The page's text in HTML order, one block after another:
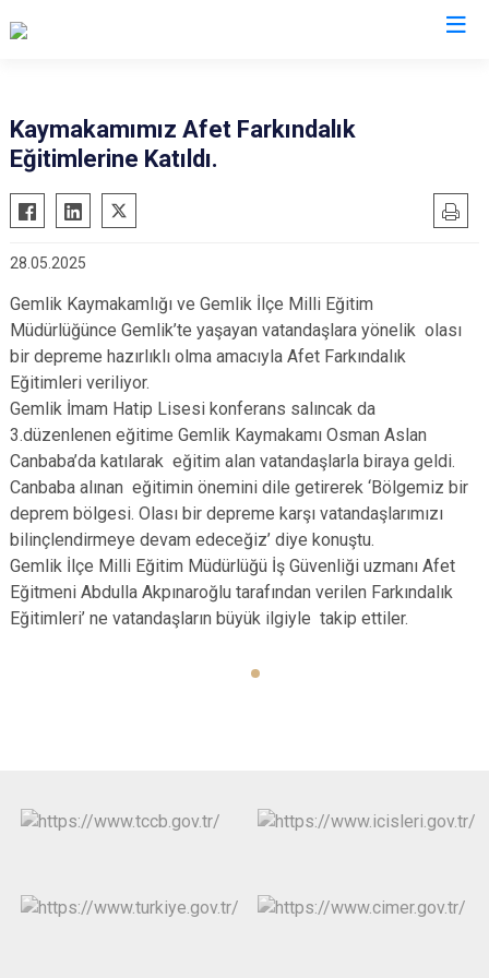
Büyükorhan
Gemlik
Harmancık
İnegöl
İznik
Karacabey
Keles
Kestel
Orhangazi
Osmangazi
Yıldırım
Kaymakamımız Afet Farkındalık
Eğitimlerine Katıldı.
28.05.2025
Gemlik Kaymakamlığı ve Gemlik İlçe Milli Eğitim
Müdürlüğünce Gemlik’te yaşayan vatandaşlara yönelik olası
bir depreme hazırlıklı olma amacıyla Afet Farkındalık
Eğitimleri veriliyor.
Gemlik İmam Hatip Lisesi konferans salıncak da
3.düzenlenen eğitime Gemlik Kaymakamı Osman Aslan
Canbaba’da katılarak eğitim alan vatandaşlarla biraya geldi.
Canbaba alınan eğitimin önemini dile getirerek ‘Bölgemiz bir
deprem bölgesi. Olası bir depreme karşı vatandaşlarımızı
bilinçlendirmeye devam edeceğiz’ diye konuştu.
Gemlik İlçe Milli Eğitim Müdürlüğü İş Güvenliği uzmanı Afet
Eğitmeni Abdulla Akpınaroğlu tarafından verilen Farkındalık
Eğitimleri’ ne vatandaşların büyük ilgiyle takip ettiler.